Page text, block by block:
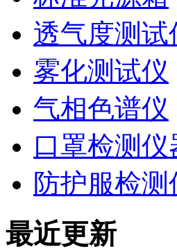
透气度测试
雾化测试仪
气相色谱仪
口罩检测仪
防护服检测
最近更新